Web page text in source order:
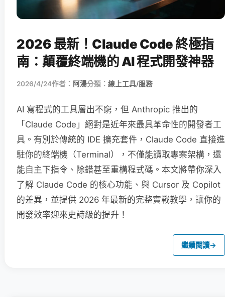
2026 最新！Claude Code 終極指
南：顛覆終端機的 AI 程式開發神器
2026/4/24作者： 阿湯分類： 線上工具/服務
AI 寫程式的工具層出不窮，但 Anthropic 推出的
「Claude Code」絕對是近年來最具革命性的開發者工
具。有別於傳統的 IDE 擴充套件，Claude Code 直接進
駐你的終端機（Terminal），不僅能讀取專案架構，還
能自主下指令、除錯甚至重構程式碼。本文將帶你深入
了解 Claude Code 的核心功能、與 Cursor 及 Copilot
的差異，並提供 2026 年最新的完整實戰教學，讓你的
開發效率迎來史詩級的提升！
繼續閱讀→